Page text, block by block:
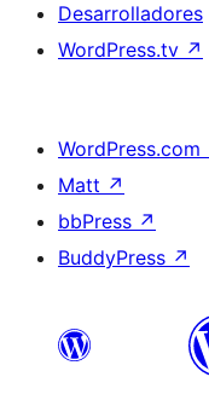
Desarrolladores
WordPress.tv ↗
WordPress.com
Matt ↗
bbPress ↗
BuddyPress ↗